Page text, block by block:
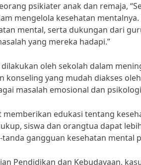
psikiater anak dan remaja,
mengelola kesehatan
mental, serta dukungan dari
yang mereka hadapi.”
oleh sekolah dalam
konseling yang mudah diakses
masalah emosional dan
memberikan edukasi tentang
siswa dan orangtua dapat
gangguan kesehatan mental
Pendidikan dan Kebudayaan,